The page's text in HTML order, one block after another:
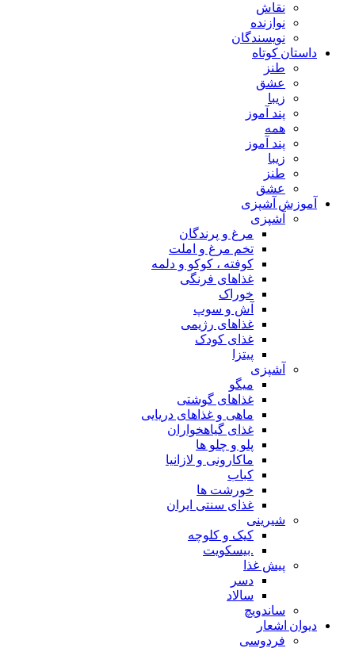
نقاش
نوازنده
نویسندگان
داستان کوتاه
طنز
عشق
زیبا
پند آموز
همه
پند آموز
زیبا
طنز
عشق
آموزش آشپزی
آشپزی
مرغ و پرندگان
تخم مرغ و املت
کوفته ، کوکو و دلمه
غذاهای فرنگی
خوراک
آش و سوپ
غذاهای رژیمی
غذای کودک
پیتزا
آشپزی
میگو
غذاهای گوشتی
ماهی و غذاهای دریایی
غذای گیاهخواران
پلو و چلو ها
ماکارونی و لازانیا
کباب
خورشت ها
غذای سنتی ایران
شیرینی
کیک و کلوچه
.بیسکویت
پیش غذا
دسر
سالاد
ساندویچ
دیوان اشعار
فردوسی